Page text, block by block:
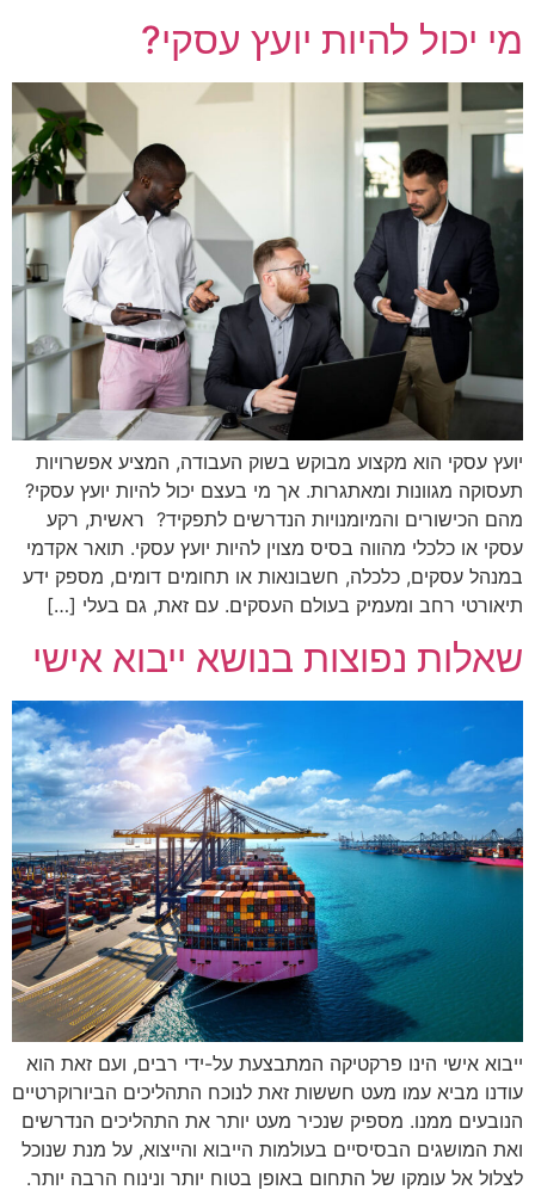
מי יכול להיות יועץ עסקי?
יועץ עסקי הוא מקצוע מבוקש בשוק העבודה, המציע אפשרויות
תעסוקה מגוונות ומאתגרות. אך מי בעצם יכול להיות יועץ עסקי?
מהם הכישורים והמיומנויות הנדרשים לתפקיד? ראשית, רקע
עסקי או כלכלי מהווה בסיס מצוין להיות יועץ עסקי. תואר אקדמי
במנהל עסקים, כלכלה, חשבונאות או תחומים דומים, מספק ידע
תיאורטי רחב ומעמיק בעולם העסקים. עם זאת, גם בעלי […]
שאלות נפוצות בנושא ייבוא אישי
ייבוא אישי הינו פרקטיקה המתבצעת על-ידי רבים, ועם זאת הוא
עודנו מביא עמו מעט חששות זאת לנוכח התהליכים הביורוקרטיים
הנובעים ממנו. מספיק שנכיר מעט יותר את התהליכים הנדרשים
ואת המושגים הבסיסיים בעולמות הייבוא והייצוא, על מנת שנוכל
לצלול אל עומקו של התחום באופן בטוח יותר ונינוח הרבה יותר.